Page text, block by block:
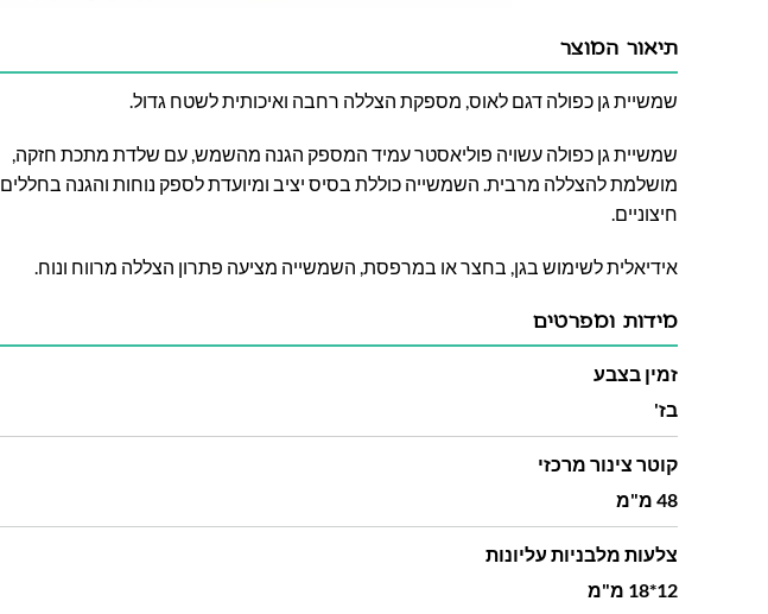
תיאור המוצר
שמשיית גן כפולה דגם לאוס, מספקת הצללה רחבה ואיכותית לשטח גדול.
שמשיית גן כפולה עשויה פוליאסטר עמיד המספק הגנה מהשמש, עם שלדת מתכת חזקה,
מושלמת להצללה מרבית. השמשייה כוללת בסיס יציב ומיועדת לספק נוחות והגנה בחללים
חיצוניים.
אידיאלית לשימוש בגן, בחצר או במרפסת, השמשייה מציעה פתרון הצללה מרווח ונוח.
מידות ומפרטים
זמין בצבע
בז'
קוטר צינור מרכזי
48 מ"מ
צלעות מלבניות עליונות
12*18 מ"מ